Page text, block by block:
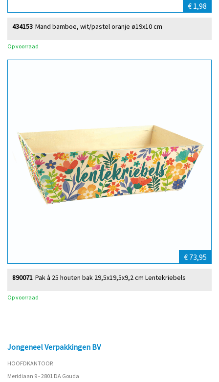
€ 1,98
Mand bamboe, wit/pastel oranje ø19x10 cm
434153
Op voorraad
€ 73,95
Pak à 25 houten bak 29,5x19,5x9,2 cm Lentekriebels
890071
Op voorraad
Jongeneel Verpakkingen BV
HOOFDKANTOOR
Meridiaan 9 - 2801 DA Gouda